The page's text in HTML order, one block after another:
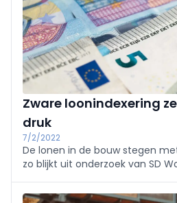
Zware loonindexering
druk
7/2/2022
De lonen in de bouw stegen met
zo blijkt uit onderzoek van SD
oplopen tot zeker 7%, zo leidt